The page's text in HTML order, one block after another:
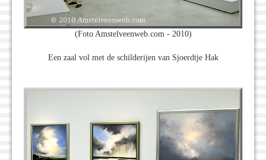
(Foto Amstelveenweb.com - 2010)
Een zaal vol met de schilderijen van Sjoerdtje Hak